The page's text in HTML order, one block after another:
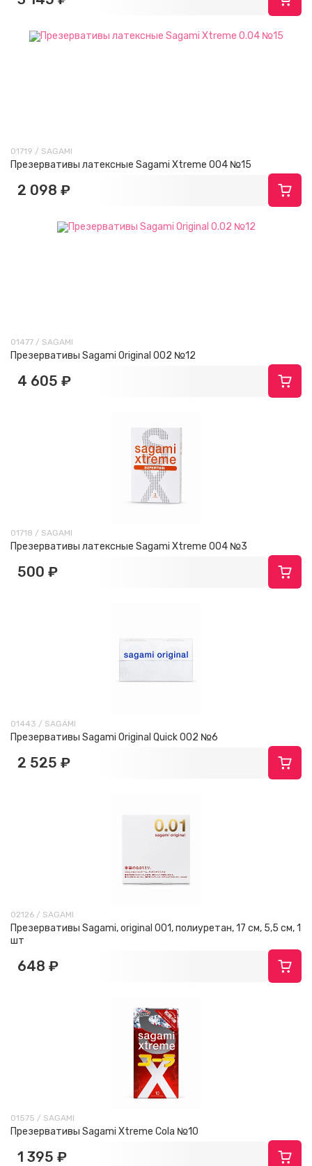
01719 / SAGAMI
Презервативы латексные Sagami Xtreme 004 №15
2 098 ₽
01477 / SAGAMI
Презервативы Sagami Original 002 №12
4 605 ₽
01718 / SAGAMI
Презервативы латексные Sagami Xtreme 004 №3
500 ₽
01443 / SAGAMI
Презервативы Sagami Original Quick 002 №6
2 525 ₽
02126 / SAGAMI
Презервативы Sagami, original 001, полиуретан, 17 см, 5,5 см, 1
шт
648 ₽
01575 / SAGAMI
Презервативы Sagami Xtreme Cola №10
1 395 ₽